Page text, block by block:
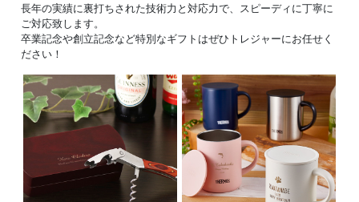
長年の実績に裏打ちされた技術力と対応力で、スピーディに丁寧に
ご対応致します。
卒業記念や創立記念など特別なギフトはぜひトレジャーにお任せく
ださい！